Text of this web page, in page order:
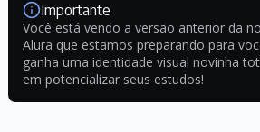
Importante
Você está vendo a versão anterior da
Alura que estamos preparando para
ganha uma identidade visual novinha
em potencializar seus estudos!